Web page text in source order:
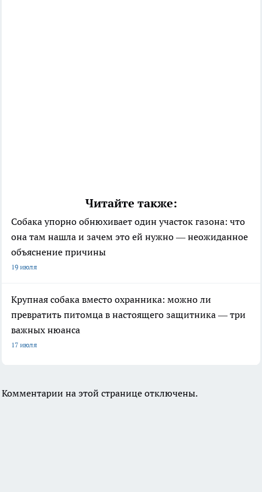
Читайте также:
Собака упорно обнюхивает один участок газона: что
она там нашла и зачем это ей нужно — неожиданное
объяснение причины
19 июля
Крупная собака вместо охранника: можно ли
превратить питомца в настоящего защитника — три
важных нюанса
17 июля
Комментарии на этой странице отключены.